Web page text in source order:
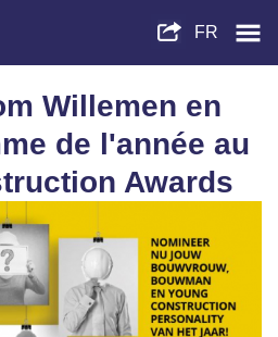
Willemen en
de l'année au
Awards